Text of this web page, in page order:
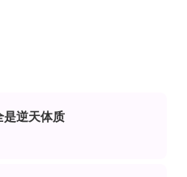
是逆天体质